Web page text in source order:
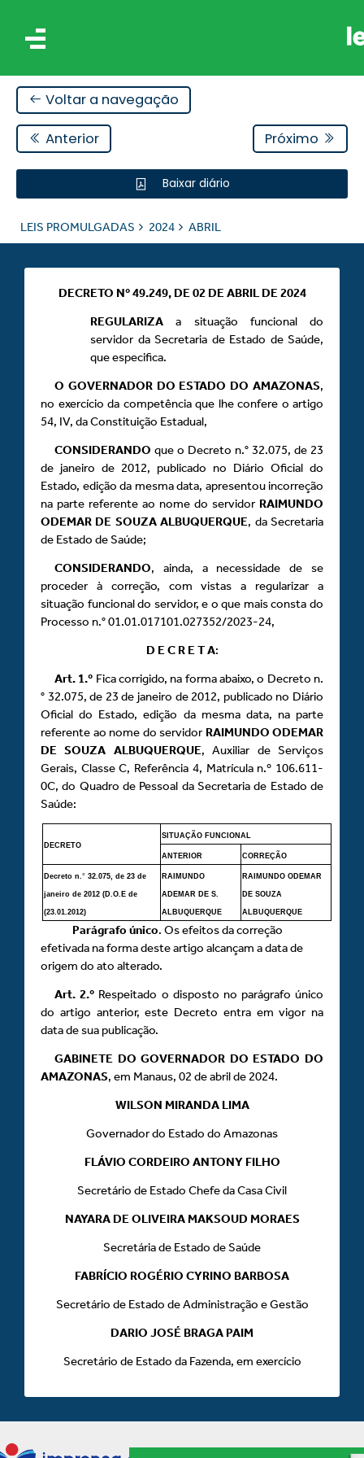
Voltar a navegação
Anterior Próximo
Baixar diário
LEIS PROMULGADAS 2024 ABRIL
DECRETO Nº 49.249, DE 02 DE ABRIL DE 2024
REGULARIZA a situação funcional do
servidor da Secretaria de Estado de Saúde,
que especifica.
O GOVERNADOR DO ESTADO DO AMAZONAS,
no exercício da competência que lhe confere o artigo
54, IV, da Constituição Estadual,
CONSIDERANDO que o Decreto n.° 32.075, de 23
de janeiro de 2012, publicado no Diário Oficial do
Estado, edição da mesma data, apresentou incorreção
na parte referente ao nome do servidor RAIMUNDO
ODEMAR DE SOUZA ALBUQUERQUE, da Secretaria
de Estado de Saúde;
CONSIDERANDO, ainda, a necessidade de se
proceder à correção, com vistas a regularizar a
situação funcional do servidor, e o que mais consta do
Processo n.° 01.01.017101.027352/2023-24,
D E C R E T A:
Art. 1.º Fica corrigido, na forma abaixo, o Decreto n.
° 32.075, de 23 de janeiro de 2012, publicado no Diário
Oficial do Estado, edição da mesma data, na parte
referente ao nome do servidor RAIMUNDO ODEMAR
DE SOUZA ALBUQUERQUE, Auxiliar de Serviços
Gerais, Classe C, Referência 4, Matrícula n.º 106.611-
0C, do Quadro de Pessoal da Secretaria de Estado de
Saúde:
DECRETO
SITUAÇÃO FUNCIONAL
ANTERIOR CORREÇÃO
Decreto n.°32.075, de 23 de
janeiro de 2012 (D.O.E de
(23.01.2012)
RAIMUNDO
ADEMAR DE S.
ALBUQUERQUE
RAIMUNDO ODEMAR
DE SOUZA
ALBUQUERQUE
Parágrafo único. Os efeitos da correção
efetivada na forma deste artigo alcançam a data de
origem do ato alterado.
Art. 2.º Respeitado o disposto no parágrafo único
do artigo anterior, este Decreto entra em vigor na
data de sua publicação.
GABINETE DO GOVERNADOR DO ESTADO DO
AMAZONAS, em Manaus, 02 de abril de 2024.
WILSON MIRANDA LIMA
Governador do Estado do Amazonas
FLÁVIO CORDEIRO ANTONY FILHO
Secretário de Estado Chefe da Casa Civil
NAYARA DE OLIVEIRA MAKSOUD MORAES
Secretária de Estado de Saúde
FABRÍCIO ROGÉRIO CYRINO BARBOSA
Secretário de Estado de Administração e Gestão
DARIO JOSÉ BRAGA PAIM
Secretário de Estado da Fazenda, em exercício